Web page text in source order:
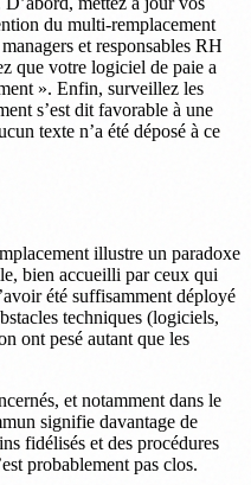
du multi-remplacement
et responsables RH
que votre logiciel de paie a
». Enfin, surveillez les
s’est dit favorable à une
texte n’a été déposé à ce
illustre un paradoxe
bien accueilli par ceux qui
été suffisamment déployé
techniques (logiciels,
ont pesé autant que les
et notamment dans le
signifie davantage de
fidélisés et des procédures
probablement pas clos.